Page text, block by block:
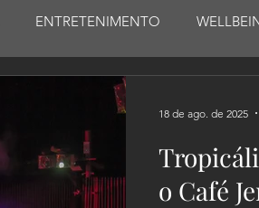
ENTRETENIMENTO
o Café
18 de ago. de 2025